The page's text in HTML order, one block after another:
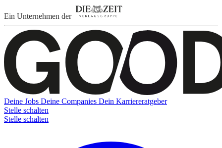
Ein Unternehmen der
Deine Jobs Deine Companies Dein Karriereratgeber
Stelle schalten
Stelle schalten